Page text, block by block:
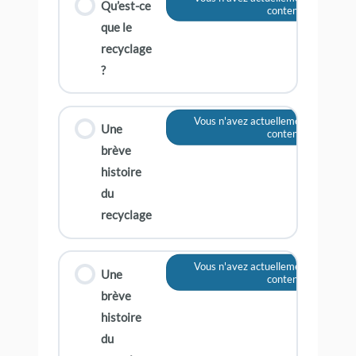
Qu’est-ce
que le
recyclage
?
contenu
Une
brève
histoire
du
recyclage
Vous n'avez actuellement pas
contenu
Une
brève
histoire
du
Vous n'avez actuellement pas
contenu